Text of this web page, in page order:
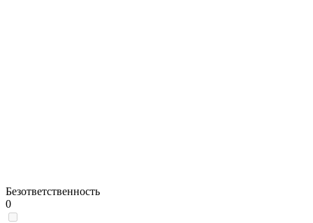
Безответственность
0